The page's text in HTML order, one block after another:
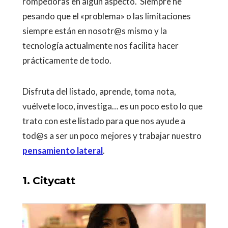
pesando que el «problema» o las limitaciones
siempre están en nosotr@s mismo y la
tecnología actualmente nos facilita hacer
prácticamente de todo.
Disfruta del listado, aprende, toma nota,
vuélvete loco, investiga… es un poco esto lo que
trato con este listado para que nos ayude a
tod@s a ser un poco mejores y trabajar nuestro
pensamiento lateral.
1. Citycatt